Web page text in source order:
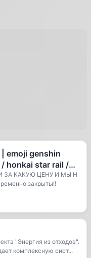
emoji genshin
honkai star rail /
ЗА КАКУЮ ЦЕНУ И МЫ Н
закрыты!!
"Энергия из отходов".
комплексную сист...